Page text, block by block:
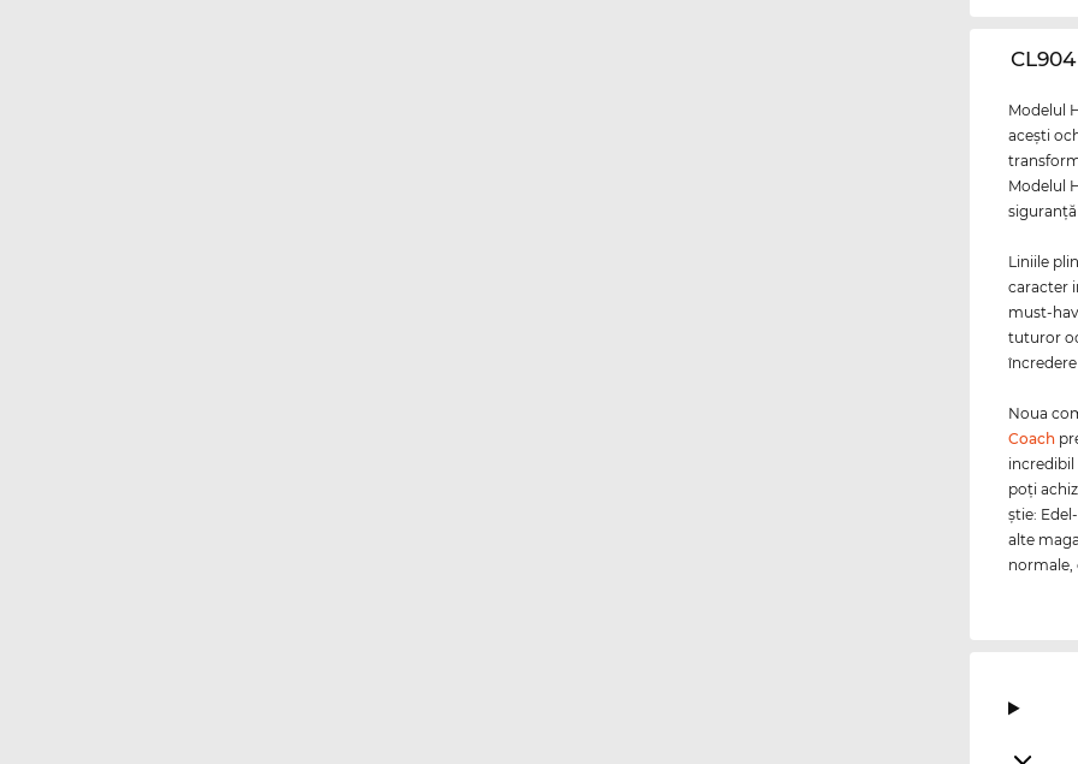
Modelul
aceşti
Modelul
Liniile
caracter
must-
tuturor
Noua
Coach
incredibil
poţi
ştie:
alte
normale,